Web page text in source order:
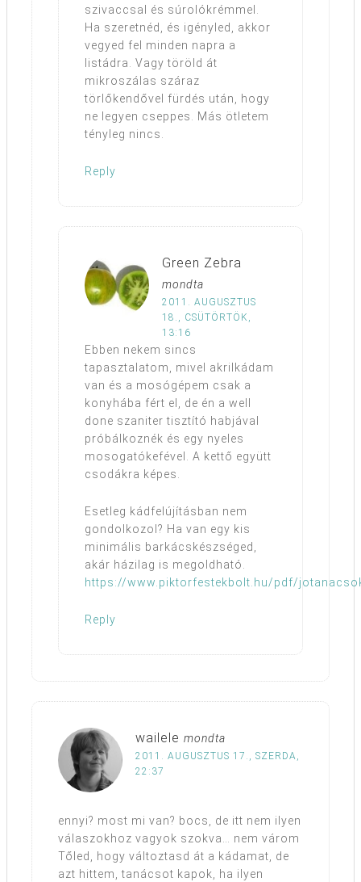
szivaccsal és súrolókrémmel.
Ha szeretnéd, és igényled, akkor
vegyed fel minden napra a
listádra. Vagy töröld át
mikroszálas száraz
törlőkendővel fürdés után, hogy
ne legyen cseppes. Más ötletem
tényleg nincs.
Reply
Green Zebra
mondta
2011. AUGUSZTUS
18., CSÜTÖRTÖK,
13:16
Ebben nekem sincs
tapasztalatom, mivel akrilkádam
van és a mosógépem csak a
konyhába fért el, de én a well
done szaniter tisztító habjával
próbálkoznék és egy nyeles
mosogatókefével. A kettő együtt
csodákra képes.
Esetleg kádfelújításban nem
gondolkozol? Ha van egy kis
minimális barkácskészséged,
akár házilag is megoldható.
https://www.piktorfestekbolt.hu/pdf/
Reply
wailele mondta
2011. AUGUSZTUS 17., SZERDA,
22:37
ennyi? most mi van? bocs, de itt nem ilyen
válaszokhoz vagyok szokva… nem várom
Tőled, hogy változtasd át a kádamat, de
azt hittem, tanácsot kapok, ha ilyen